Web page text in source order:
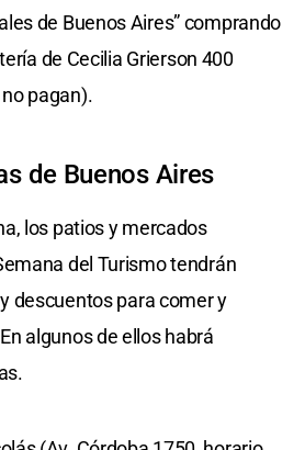
de Buenos Aires” comprando
de Cecilia Grierson 400
pagan).
de Buenos Aires
los patios y mercados
del Turismo tendrán
descuentos para comer y
algunos de ellos habrá